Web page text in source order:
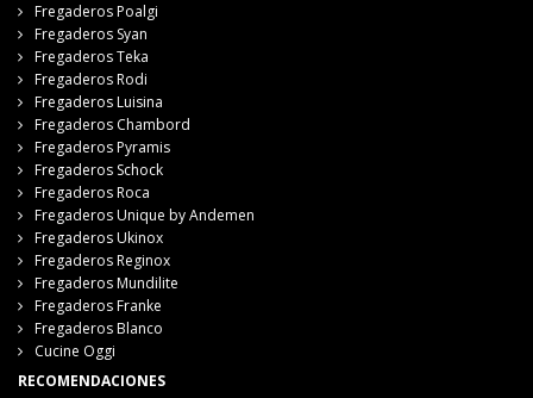
Fregaderos Poalgi
Fregaderos Syan
Fregaderos Teka
Fregaderos Rodi
Fregaderos Luisina
Fregaderos Chambord
Fregaderos Pyramis
Fregaderos Schock
Fregaderos Roca
Fregaderos Unique by Andemen
Fregaderos Ukinox
Fregaderos Reginox
Fregaderos Mundilite
Fregaderos Franke
Fregaderos Blanco
Cucine Oggi
RECOMENDACIONES